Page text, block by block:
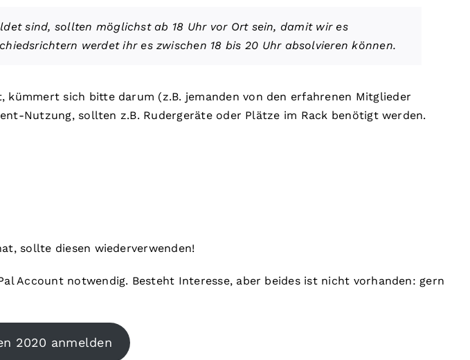
sind, sollten möglichst ab 18 Uhr vor Ort sein, damit wir es
werdet ihr es zwischen 18 bis 20 Uhr absolvieren können.
kümmert sich bitte darum (z.B. jemanden von den erfahrenen Mitglieder
Nutzung, sollten z.B. Rudergeräte oder Plätze im Rack benötigt werden.
sollte diesen wiederverwenden!
Account notwendig. Besteht Interesse, aber beides ist nicht vorhanden: gern
2020 anmelden